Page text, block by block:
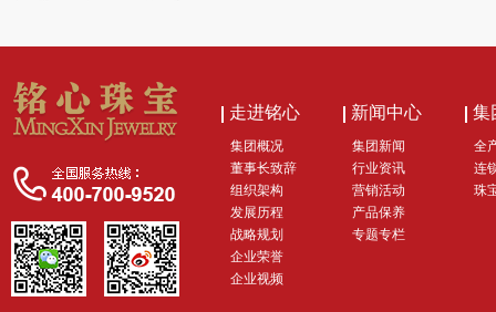
走进铭心
集团概况
董事长致辞
组织架构
发展历程
战略规划
企业荣誉
企业视频
新闻中心
集团新闻
行业资讯
营销活动
产品保养
专题专栏
集
全
连
珠